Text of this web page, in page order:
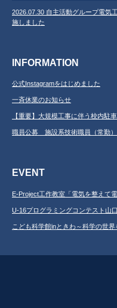
2026.07.30 自主活動グループ電気
施しました
INFORMATION
公式Instagramをはじめました
一斉休業のお知らせ
【重要】大規模工事に伴う校内駐
職員公募 施設系技術職員（常勤
EVENT
E-Project工作教室「電気を整えて
U-16プログラミングコンテスト山
こども科学館inときわ～科学の世